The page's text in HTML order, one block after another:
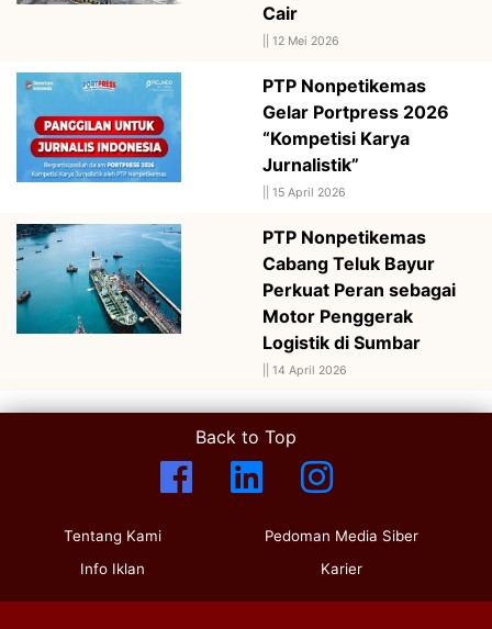
Cair
12 Mei 2026
PTP Nonpetikemas
Gelar Portpress 2026
“Kompetisi Karya
Jurnalistik”
15 April 2026
PTP Nonpetikemas
Cabang Teluk Bayur
Perkuat Peran sebagai
Motor Penggerak
Logistik di Sumbar
14 April 2026
Back to Top
Tentang Kami
Info Iklan
Pedoman Media Siber
Karier